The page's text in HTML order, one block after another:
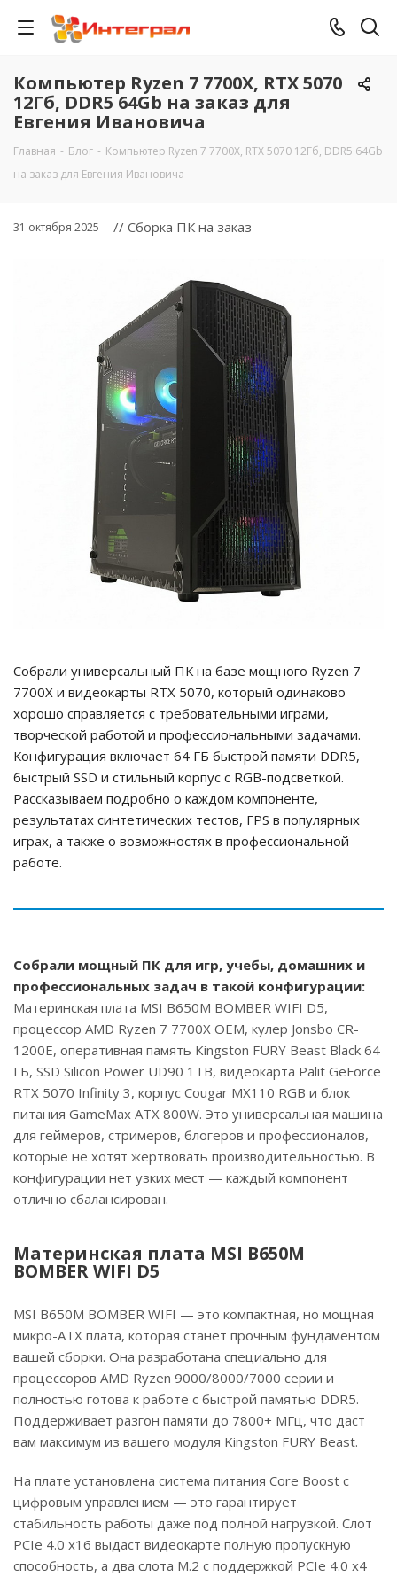
Компьютер Ryzen 7 7700X, RTX 5070
12Гб, DDR5 64Gb на заказ для
Евгения Ивановича
Главная - Блог - Компьютер Ryzen 7 7700X, RTX 5070 12Гб, DDR5 64Gb
на заказ для Евгения Ивановича
31 октября 2025 // Сборка ПК на заказ
Собрали универсальный ПК на базе мощного Ryzen 7
7700X и видеокарты RTX 5070, который одинаково
хорошо справляется с требовательными играми,
творческой работой и профессиональными задачами.
Конфигурация включает 64 ГБ быстрой памяти DDR5,
быстрый SSD и стильный корпус с RGB-подсветкой.
Рассказываем подробно о каждом компоненте,
результатах синтетических тестов, FPS в популярных
играх, а также о возможностях в профессиональной
работе.
Собрали мощный ПК для игр, учебы, домашних и
профессиональных задач в такой конфигурации:
Материнская плата MSI B650M BOMBER WIFI D5,
процессор AMD Ryzen 7 7700X OEM, кулер Jonsbo CR-
1200E, оперативная память Kingston FURY Beast Black 64
ГБ, SSD Silicon Power UD90 1TB, видеокарта Palit GeForce
RTX 5070 Infinity 3, корпус Cougar MX110 RGB и блок
питания GameMax ATX 800W. Это универсальная машина
для геймеров, стримеров, блогеров и профессионалов,
которые не хотят жертвовать производительностью. В
конфигурации нет узких мест — каждый компонент
отлично сбалансирован.
Материнская плата MSI B650M
BOMBER WIFI D5
MSI B650M BOMBER WIFI — это компактная, но мощная
микро-ATX плата, которая станет прочным фундаментом
вашей сборки. Она разработана специально для
процессоров AMD Ryzen 9000/8000/7000 серии и
полностью готова к работе с быстрой памятью DDR5.
Поддерживает разгон памяти до 7800+ МГц, что даст
вам максимум из вашего модуля Kingston FURY Beast.
На плате установлена система питания Core Boost с
цифровым управлением — это гарантирует
стабильность работы даже под полной нагрузкой. Слот
PCIe 4.0 x16 выдаст видеокарте полную пропускную
способность, а два слота M.2 с поддержкой PCIe 4.0 x4